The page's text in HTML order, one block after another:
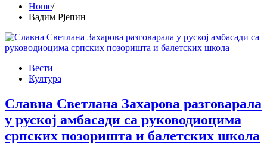
Home
Вадим Рjепин
Вести
Култура
Славна Светлана Захарова разговарала
у руској амбасади са руководиоцима
српских позоришта и балетских школа